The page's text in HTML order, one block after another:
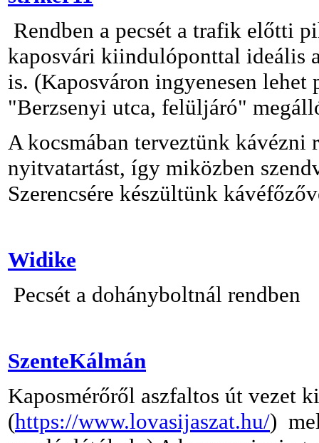
Rendben a pecsét a trafik előtti
kaposvári kiindulóponttal ideális
is. (Kaposváron ingyenesen
"Berzsenyi utca, felüljáró"
A kocsmában terveztünk kávézni
nyitvatartást, így miközben
Szerencsére készültünk
Widike
Pecsét a dohányboltnál rendben
SzenteKálmán
Kaposmérőről aszfaltos út vezet
(https://www.lovasijaszat.hu/)